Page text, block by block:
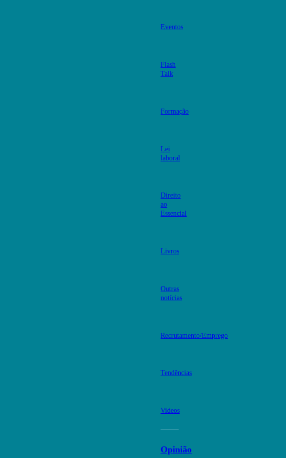
Eventos
Flash
Talk
Formação
Lei
laboral
Direito
ao
Essencial
Livros
Outras
notícias
Recrutamento/Emprego
Tendências
Videos
Opinião